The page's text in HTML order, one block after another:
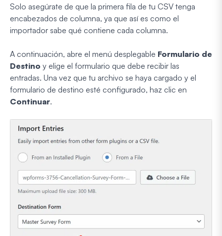
Solo asegúrate de que la primera fila de tu CSV tenga
encabezados de columna, ya que así es como el
importador sabe qué contiene cada columna.
A continuación, abre el menú desplegable Formulario de
Destino y elige el formulario que debe recibir las
entradas. Una vez que tu archivo se haya cargado y el
formulario de destino esté configurado, haz clic en
Continuar.